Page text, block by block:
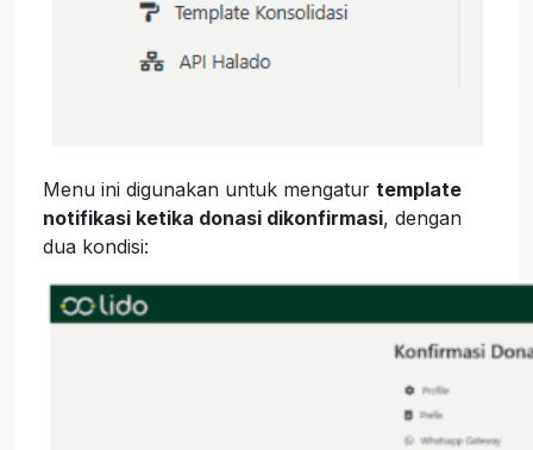
Menu ini digunakan untuk mengatur template
notifikasi ketika donasi dikonfirmasi, dengan
dua kondisi: